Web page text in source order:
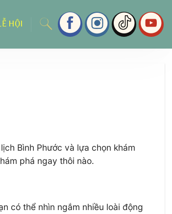
HỘI
Bình Phước và lựa chọn khám
phá ngay thôi nào.
có thể nhìn ngắm nhiều loài động